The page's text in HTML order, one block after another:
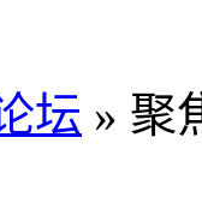
坛 » 聚